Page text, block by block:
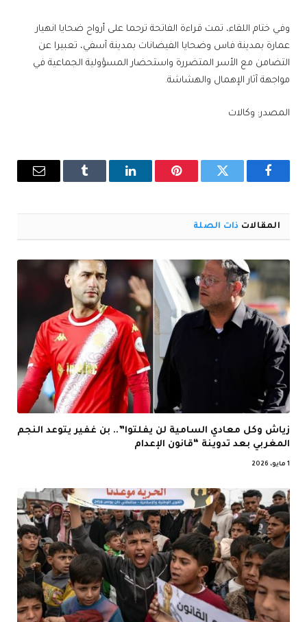
وفي ختام اللقاء، تمت قراءة الفاتحة ترحما على أرواح ضحايا انهيار
عمارة بمدينة فاس وضحايا الفيضانات بمدينة آسفي، تعبيرا عن
التضامن مع الأسر المتضررة واستحضار المسؤولية الجماعية في
مواجهة آثار الإهمال والهشاشة.
المصدر: وكالات
فيسبوك تويتر بينتيريستلينكدإن Tumblr
البريد
المقالات ذات الصلة
زياش وكل معادي السامية لن يفلتوا”.. بن غفير يتوعد النجم
المغربي بعد تدوينة “قانون الإعدام
1 مايو، 2026